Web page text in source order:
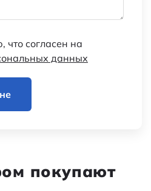
согласен на
данных
покупают